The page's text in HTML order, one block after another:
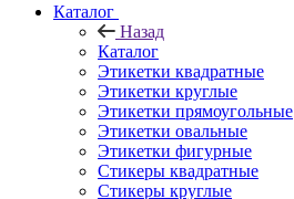
Каталог
Назад
Каталог
Этикетки квадратные
Этикетки круглые
Этикетки прямоугольные
Этикетки овальные
Этикетки фигурные
Стикеры квадратные
Стикеры круглые